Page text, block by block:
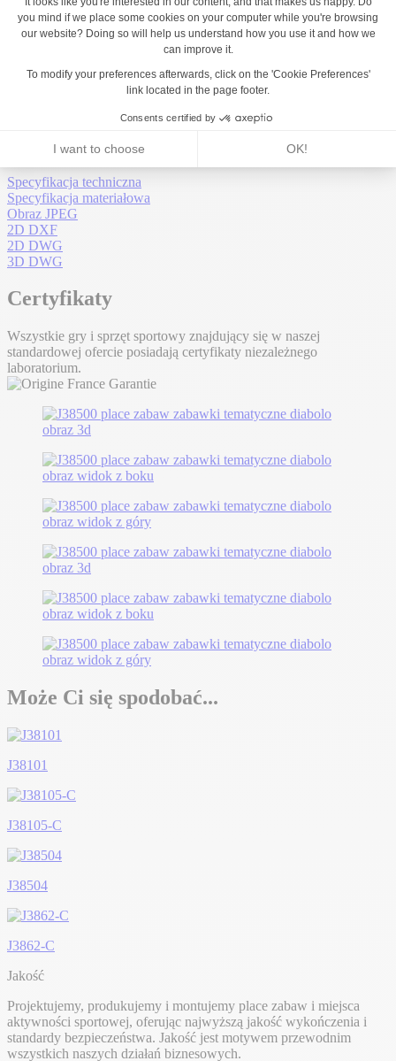
Liczba instalatorów :
2
Czas montażu :
05:00:00
0,20 m³
Waga całkowita :
172,59 g
Pobrania
Specyfikacja techniczna
Specyfikacja materiałowa
Obraz JPEG
2D DXF
2D DWG
3D DWG
Certyfikaty
Wszystkie gry i sprzęt sportowy znajdujący się w naszej
standardowej ofercie posiadają certyfikaty niezależnego
laboratorium.
Może Ci się spodobać...
J38101
J38105-C
J38504
J3862-C
Jakość
Projektujemy, produkujemy i montujemy place zabaw i miejsca
aktywności sportowej, oferując najwyższą jakość wykończenia i
standardy bezpieczeństwa. Jakość jest motywem przewodnim
wszystkich naszych działań biznesowych.